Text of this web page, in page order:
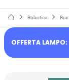
Robotica
OFFERTA